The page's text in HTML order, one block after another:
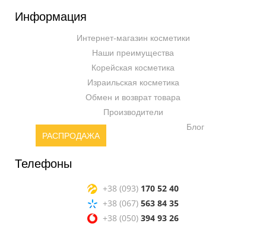
Информация
Интернет-магазин косметики
Наши преимущества
Корейская косметика
Израильская косметика
Обмен и возврат товара
Производители
РАСПРОДАЖА
Блог
Телефоны
+38 (093) 170 52 40
+38 (067) 563 84 35
+38 (050) 394 93 26